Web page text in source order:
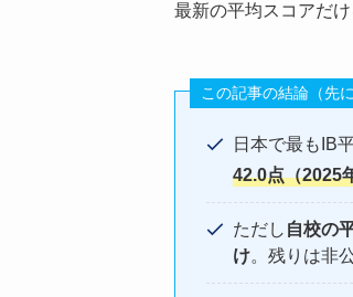
最新の平均スコアだ
この記事の結論（先に
日本で最もIB
42.0点（2025
ただし 自校の
け。残りは非